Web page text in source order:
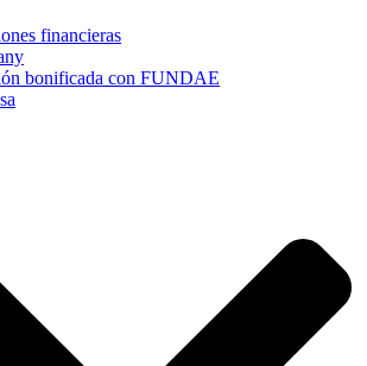
financieras
bonificada con FUNDAE